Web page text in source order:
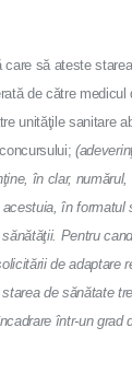
să ateste
de către medicul
unităţile sanitare
(a
în clar, numărul,
în formatul
Pentru
de adaptare
de sănătate
într-un grad